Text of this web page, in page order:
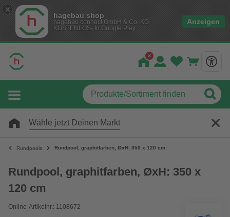
hagebau shop
hagebau connect GmbH & Co. KG
KOSTENLOS- In Google Play
Anzeigen
Wähle jetzt Deinen Markt
Rundpools Rundpool, graphitfarben, ØxH: 350 x 120 cm
Rundpool, graphitfarben, ØxH: 350 x
120 cm
Online-Artikelnr.: 1108672